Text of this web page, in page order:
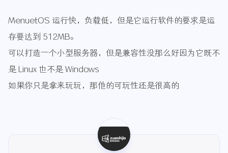
MenuetOS 运行快，负载低，但是它运行软件的要求是运
存要达到 512MB。
可以打造一个小型服务器，但是兼容性没那么好因为它既不
是 Linux 也不是 Windows
如果你只是拿来玩玩，那他的可玩性还是很高的